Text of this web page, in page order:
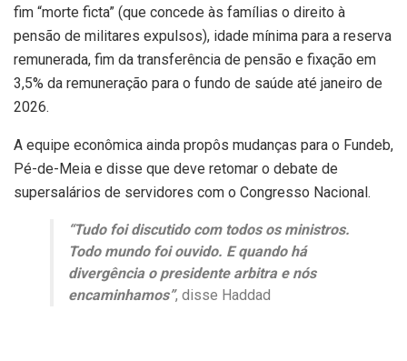
fim “morte ficta” (que concede às famílias o direito à
pensão de militares expulsos), idade mínima para a reserva
remunerada, fim da transferência de pensão e fixação em
3,5% da remuneração para o fundo de saúde até janeiro de
2026.
A equipe econômica ainda propôs mudanças para o Fundeb,
Pé-de-Meia e disse que deve retomar o debate de
supersalários de servidores com o Congresso Nacional.
“Tudo foi discutido com todos os ministros.
Todo mundo foi ouvido. E quando há
divergência o presidente arbitra e nós
encaminhamos”, disse Haddad